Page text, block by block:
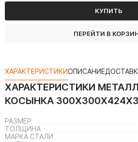
КУПИТЬ
ПЕРЕЙТИ В
ХАРАКТЕРИСТИКИОПИСАНИЕ
ХАРАКТЕРИСТИКИ
КОСЫНКА
РАЗМЕР
ТОЛЩИНА
МАРКА СТАЛИ